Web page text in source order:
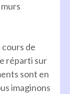
de
réparti sur
sont en
imaginons